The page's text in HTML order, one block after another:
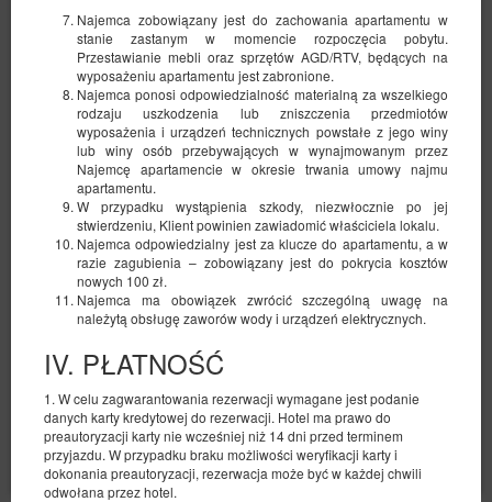
Najemca zobowiązany jest do zachowania apartamentu w
stanie zastanym w momencie rozpoczęcia pobytu.
Przestawianie mebli oraz sprzętów AGD/RTV, będących na
wyposażeniu apartamentu jest zabronione.
Najemca ponosi odpowiedzialność materialną za wszelkiego
rodzaju uszkodzenia lub zniszczenia przedmiotów
wyposażenia i urządzeń technicznych powstałe z jego winy
lub winy osób przebywających w wynajmowanym przez
Najemcę apartamencie w okresie trwania umowy najmu
apartamentu.
W przypadku wystąpienia szkody, niezwłocznie po jej
stwierdzeniu, Klient powinien zawiadomić właściciela lokalu.
Najemca odpowiedzialny jest za klucze do apartamentu, a w
razie zagubienia – zobowiązany jest do pokrycia kosztów
nowych 100 zł.
Najemca ma obowiązek zwrócić szczególną uwagę na
należytą obsługę zaworów wody i urządzeń elektrycznych.
IV. PŁATNOŚĆ
1. W celu zagwarantowania rezerwacji wymagane jest podanie
danych karty kredytowej do rezerwacji. Hotel ma prawo do
preautoryzacji karty nie wcześniej niż 14 dni przed terminem
przyjazdu. W przypadku braku możliwości weryfikacji karty i
dokonania preautoryzacji, rezerwacja może być w każdej chwili
odwołana przez hotel.
Elegant Apartment Royal Castle
Dostępna liczba: 1
3 osoby
pow. 30,00 m2
1 sypialnia
1 łóżko podwójne (Double), 1 sofa jednoosobowa (Sofa Bed)
340,01 zł
Udostępnij Szczegóły Dostępność
Pokaż oferty